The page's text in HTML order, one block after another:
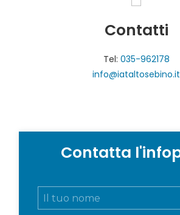
Contatti
Tel: 035-962178
info@iataltosebino.it
Contatta
N